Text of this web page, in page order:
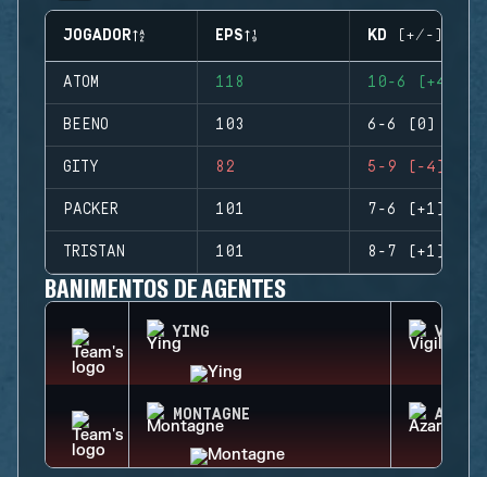
JOGADOR EPS KD (+/-)
ATOM 118 10-6 (+4)
BEENO 103 6-6 (0)
GITY 82 5-9 (-4)
PACKER 101 7-6 (+1)
TRISTAN 101 8-7 (+1)
BANIMENTOS DE AGENTES
YING VIGIL
MONTAGNE AZAMI